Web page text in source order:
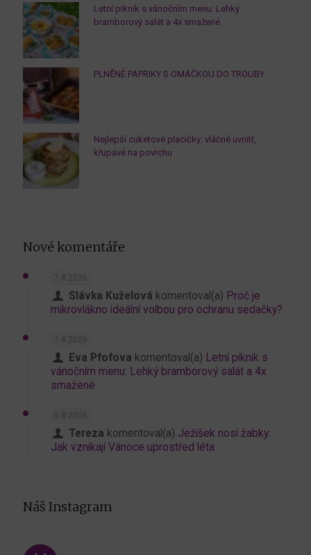
Letní piknik s vánočním menu: Lehký
bramborový salát a 4x smažené
PLNĚNÉ PAPRIKY S OMÁČKOU DO TROUBY
Nejlepší cuketové placičky: vláčné uvnitř,
křupavé na povrchu
Nové komentáře
7.8.2026
Slávka Kuželová komentoval(a) Proč je
mikrovlákno ideální volbou pro ochranu sedačky?
7.8.2026
Eva Pfofova komentoval(a) Letní piknik s
vánočním menu: Lehký bramborový salát a 4x
smažené
5.8.2026
Tereza komentoval(a) Ježíšek nosí žabky:
Jak vznikají Vánoce uprostřed léta
Náš Instagram